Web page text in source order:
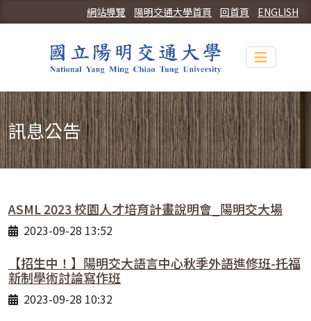
ENGLISH
回首頁
陽明交通大學首頁
網站導覽
Toggle
訊息公告
ASML 2023 校園人才培育計畫說明會_陽明交大場
2023-09-28 13:52
【招生中！】陽明交大語言中心秋季外語進修班-托福
新制學術討論寫作班
2023-09-28 10:32